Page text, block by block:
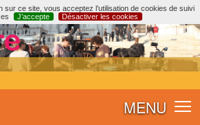
sur ce site, vous acceptez l’utilisation de cookies de suivi
J’accepte Désactiver les cookies
MENU